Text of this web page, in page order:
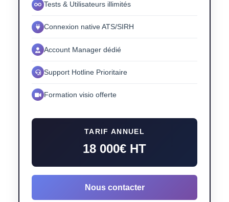
Tests & Utilisateurs illimités
Connexion native ATS/SIRH
Account Manager dédié
Support Hotline Prioritaire
Formation visio offerte
TARIF ANNUEL
18 000€ HT
Nous contacter